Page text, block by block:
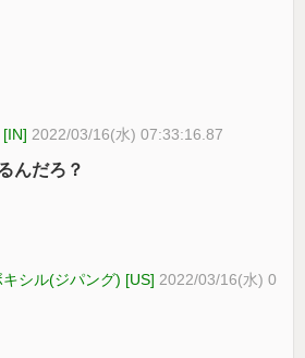
2022/03/16(水) 07:33:16.87
んだろ？
シル(ジパング) [US] 2022/03/16(水) 0